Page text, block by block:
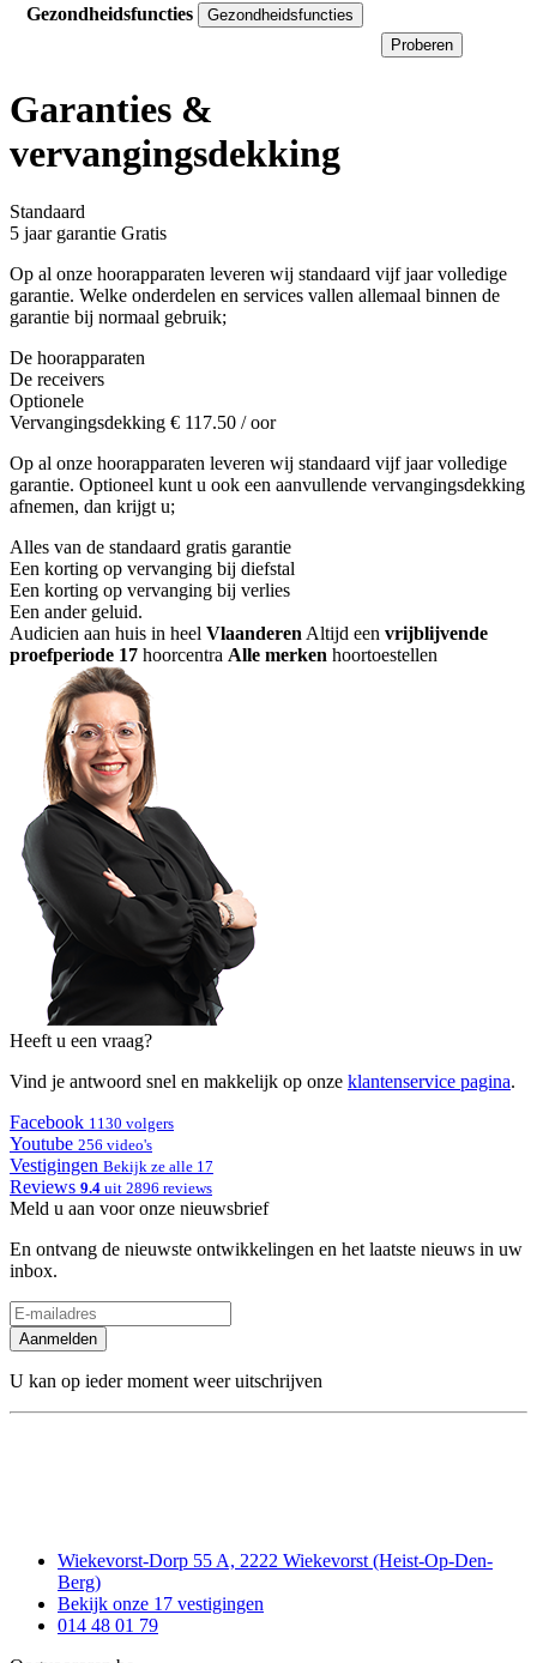
Gezondheidsfuncties
Gezondheidsfuncties
Proberen
Garanties &
vervangingsdekking
Standaard
5 jaar garantie Gratis
Op al onze hoorapparaten leveren wij standaard vijf jaar volledige
garantie. Welke onderdelen en services vallen allemaal binnen de
garantie bij normaal gebruik;
De hoorapparaten
De receivers
Optionele
Vervangingsdekking € 117.50 / oor
Op al onze hoorapparaten leveren wij standaard vijf jaar volledige
garantie. Optioneel kunt u ook een aanvullende vervangingsdekking
afnemen, dan krijgt u;
Alles van de standaard gratis garantie
Een korting op vervanging bij diefstal
Een korting op vervanging bij verlies
Een ander geluid.
Audicien aan huis in heel Vlaanderen Altijd een vrijblijvende
proefperiode 17 hoorcentra Alle merken hoortoestellen
Heeft u een vraag?
Vind je antwoord snel en makkelijk op onze klantenservice pagina.
Facebook 1130 volgers
Youtube 256 video's
Vestigingen Bekijk ze alle 17
Reviews 9.4 uit 2896 reviews
Meld u aan voor onze nieuwsbrief
En ontvang de nieuwste ontwikkelingen en het laatste nieuws in uw
inbox.
Aanmelden
U kan op ieder moment weer uitschrijven
Wiekevorst-Dorp 55 A, 2222 Wiekevorst (Heist-Op-Den-
Berg)
Bekijk onze 17 vestigingen
014 48 01 79